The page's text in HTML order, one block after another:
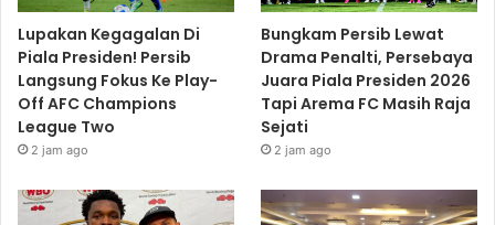
Lupakan Kegagalan Di
Piala Presiden! Persib
Langsung Fokus Ke Play-
Off AFC Champions
League Two
2 jam ago
Bungkam Persib Lewat
Drama Penalti, Persebaya
Juara Piala Presiden 2026
Tapi Arema FC Masih Raja
Sejati
2 jam ago